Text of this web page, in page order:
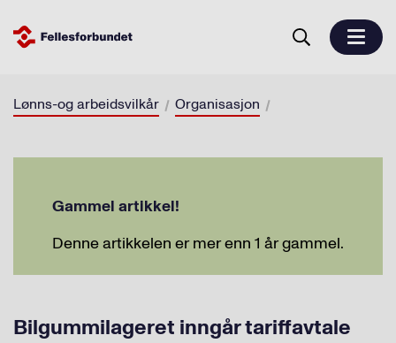
Lønns-og arbeidsvilkår Organisasjon
Gammel artikkel!
Denne artikkelen er mer enn 1 år gammel.
Bilgummilageret inngår tariffavtale